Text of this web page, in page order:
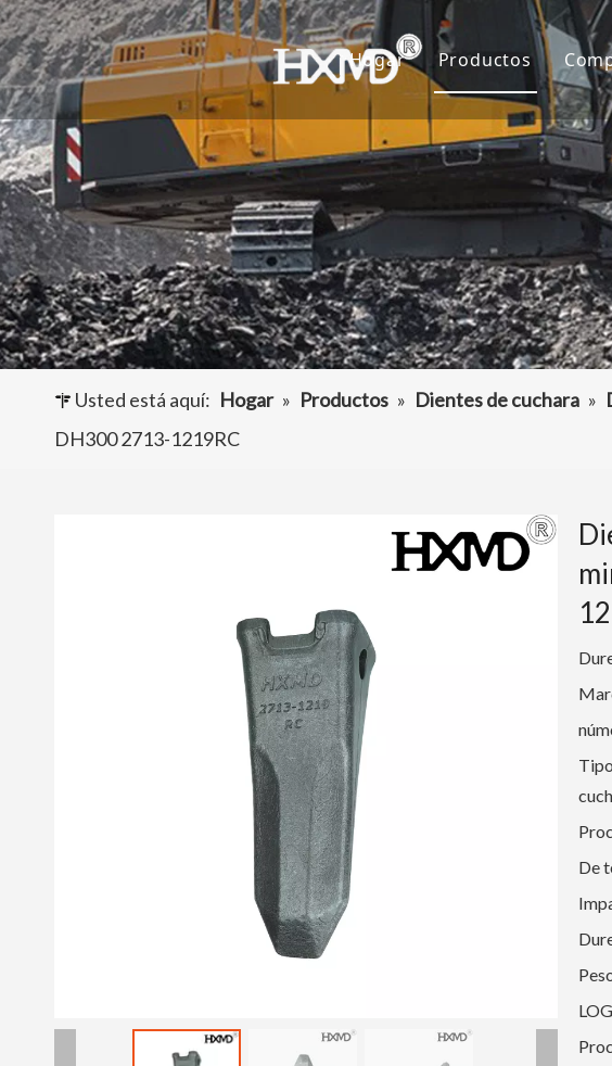
Hogar Productos
Dientes de cubo
Cubo de
Adaptador de
Otros
Usted está aquí: Hogar » Productos » Dientes de cuchara »
DH300 2713-1219RC
De